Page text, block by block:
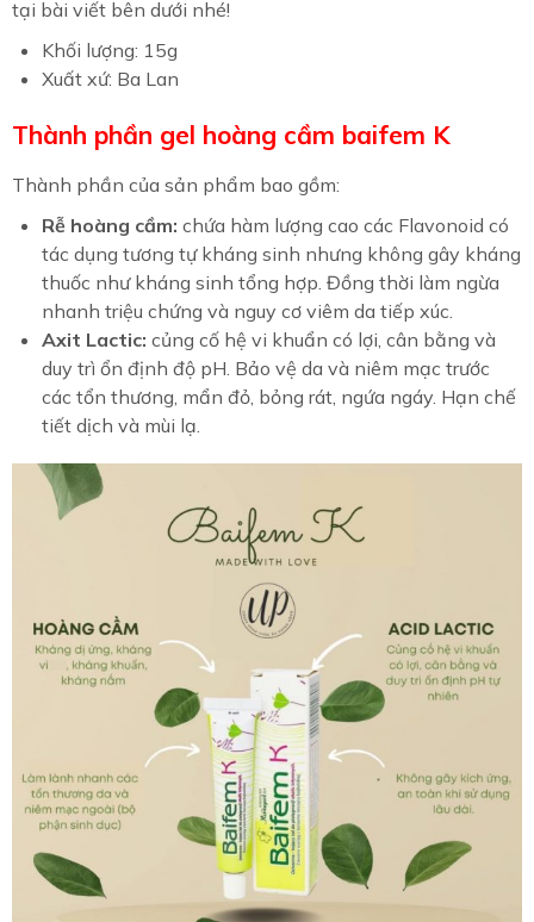
tại bài viết bên dưới nhé!
Khối lượng: 15g
Xuất xứ: Ba Lan
Thành phần gel hoàng cầm baifem K
Thành phần của sản phẩm bao gồm:
Rễ hoàng cầm: chứa hàm lượng cao các Flavonoid có
tác dụng tương tự kháng sinh nhưng không gây kháng
thuốc như kháng sinh tổng hợp. Đồng thời làm ngừa
nhanh triệu chứng và nguy cơ viêm da tiếp xúc.
Axit Lactic: củng cố hệ vi khuẩn có lợi, cân bằng và
duy trì ổn định độ pH. Bảo vệ da và niêm mạc trước
các tổn thương, mẩn đỏ, bỏng rát, ngứa ngáy. Hạn chế
tiết dịch và mùi lạ.